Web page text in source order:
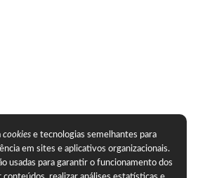
cookies e tecnologias semelhantes para
em sites e aplicativos organizacionais.
usadas para garantir o funcionamento dos